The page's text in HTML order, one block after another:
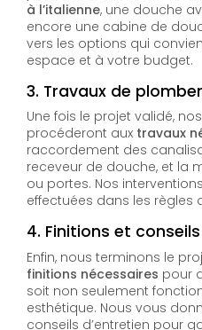
à l’italienne, une douche
encore une cabine de
vers les options qui
espace et à votre budget.
3. Travaux de
Une fois le projet validé,
procéderont aux travaux
raccordement des
receveur de douche, et la
ou portes. Nos
effectuées dans les règles
4. Finitions et
Enfin, nous terminons le
finitions nécessaires pour
soit non seulement
esthétique. Nous vous
conseils d’entretien pour